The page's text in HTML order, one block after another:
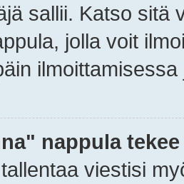
sallii. Katso sitä
jolla voit
nappula
viestisi